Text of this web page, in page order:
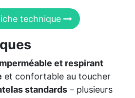
technique
et respirant
et confortable au toucher
standards – plusieurs